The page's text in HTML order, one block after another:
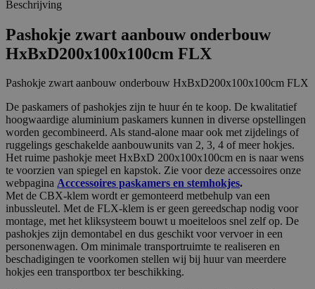
Beschrijving
Pashokje zwart aanbouw onderbouw
HxBxD200x100x100cm FLX
Pashokje zwart aanbouw onderbouw HxBxD200x100x100cm FLX
De paskamers of pashokjes zijn te huur én te koop. De kwalitatief
hoogwaardige aluminium paskamers kunnen in diverse opstellingen
worden gecombineerd. Als stand-alone maar ook met zijdelings of
ruggelings geschakelde aanbouwunits van 2, 3, 4 of meer hokjes.
Het ruime pashokje meet HxBxD 200x100x100cm en is naar wens
te voorzien van spiegel en kapstok. Zie voor deze accessoires onze
webpagina Acccessoires paskamers en stemhokjes.
Met de CBX-klem wordt er gemonteerd metbehulp van een
inbussleutel. Met de FLX-klem is er geen gereedschap nodig voor
montage, met het kliksysteem bouwt u moeiteloos snel zelf op. De
pashokjes zijn demontabel en dus geschikt voor vervoer in een
personenwagen. Om minimale transportruimte te realiseren en
beschadigingen te voorkomen stellen wij bij huur van meerdere
hokjes een transportbox ter beschikking.